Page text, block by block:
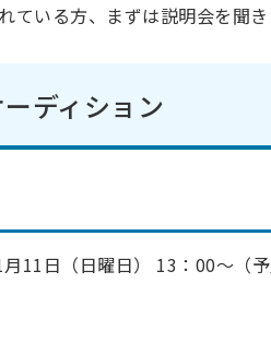
ている方、まずは説明会を聞
ディション
11日（日曜日） 13：00～（